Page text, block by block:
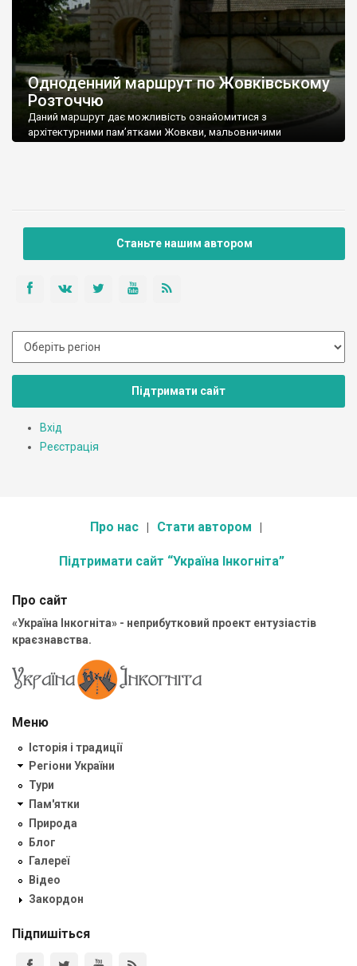
Одноденний маршрут по Жовківському
Розточчю
Даний маршрут дає можливість ознайомитися з
архітектурними пам’ятками Жовкви, мальовничими
Станьте нашим автором
Підтримати сайт
Вхід
Реєстрація
Про нас Стати автором
Підтримати сайт “Україна Інкогніта”
Про сайт
«Україна Інкогніта» - неприбутковий проект ентузіастів
краєзнавства.
Меню
Історія і традиції
Регіони України
Тури
Пам'ятки
Природа
Блог
Галереї
Відео
Закордон
Підпишіться